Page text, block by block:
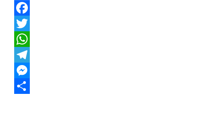
Facebook
Twitter
WhatsApp
Telegram
Messenger